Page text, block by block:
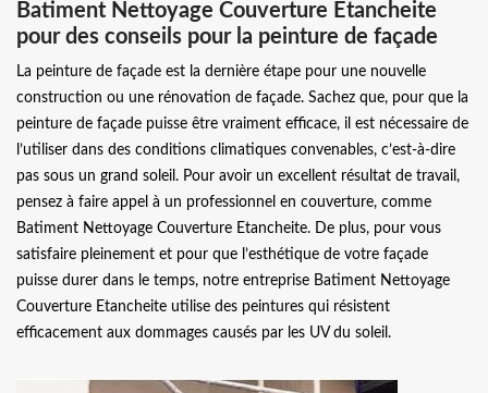
Batiment Nettoyage Couverture Etancheite
pour des conseils pour la peinture de façade
La peinture de façade est la dernière étape pour une nouvelle
construction ou une rénovation de façade. Sachez que, pour que la
peinture de façade puisse être vraiment efficace, il est nécessaire de
l’utiliser dans des conditions climatiques convenables, c’est-à-dire
pas sous un grand soleil. Pour avoir un excellent résultat de travail,
pensez à faire appel à un professionnel en couverture, comme
Batiment Nettoyage Couverture Etancheite. De plus, pour vous
satisfaire pleinement et pour que l’esthétique de votre façade
puisse durer dans le temps, notre entreprise Batiment Nettoyage
Couverture Etancheite utilise des peintures qui résistent
efficacement aux dommages causés par les UV du soleil.